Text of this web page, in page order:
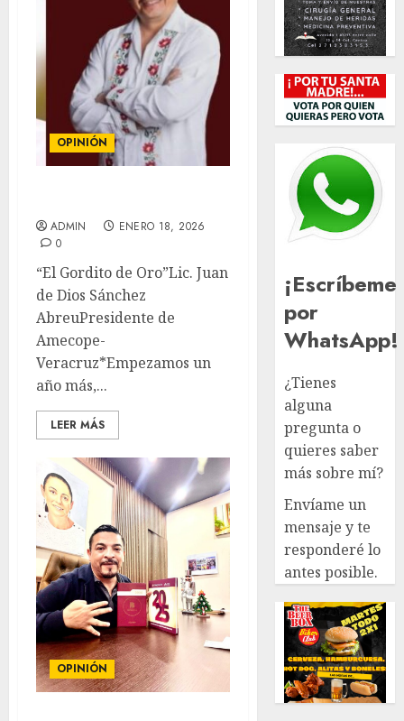
OPINIÓN
ADMIN
ENERO 18, 2026
0
“El Gordito de Oro”Lic. Juan
de Dios Sánchez
AbreuPresidente de
Amecope-
Veracruz*Empezamos un
año más,...
LEER MÁS
OPINIÓN
¡Escríbeme
por
WhatsApp!
¿Tienes
alguna
pregunta o
quieres saber
más sobre mí?
Envíame un
mensaje y te
responderé lo
antes posible.